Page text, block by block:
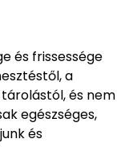
és frissessége
a
és nem
egészséges,
és